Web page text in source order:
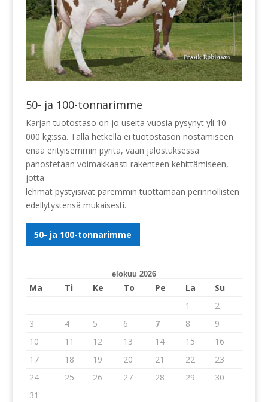
50- ja 100-tonnarimme
Karjan tuotostaso on jo useita vuosia pysynyt yli 10
000 kg:ssa. Tällä hetkellä ei tuotostason nostamiseen
enää erityisemmin pyritä, vaan jalostuksessa
panostetaan voimakkaasti rakenteen kehittämiseen,
jotta
lehmät pystyisivät paremmin tuottamaan perinnöllisten
edellytystensä mukaisesti.
50- ja 100-tonnarimme
elokuu 2026
Ma Ti Ke To Pe La
Su
1
2
3
4 5 6 7 8
9
10
11 12 13 14 15
16
17
18 19 20 21 22
23
24
25 26 27 28 29
30
31